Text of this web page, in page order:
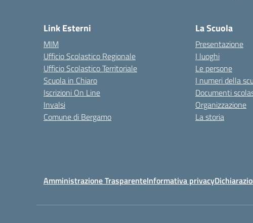
Link Esterni
MIM
Ufficio Scolastico Regionale
Ufficio Scolastico Territoriale
Scuola in Chiaro
Iscrizioni On Line
Invalsi
Comune di Bergamo
La Scuola
Presentazione
I luoghi
Le persone
I numeri della
Documenti
Organizzazione
La storia
Amministrazione TrasparenteInformativa privacy